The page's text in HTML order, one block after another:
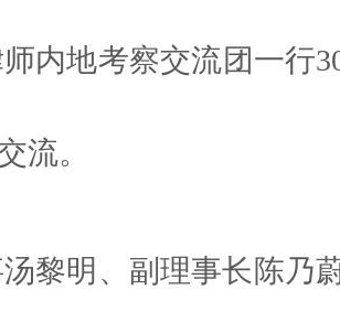
内地考察交流团一行
流。
黎明、副理事长陈乃